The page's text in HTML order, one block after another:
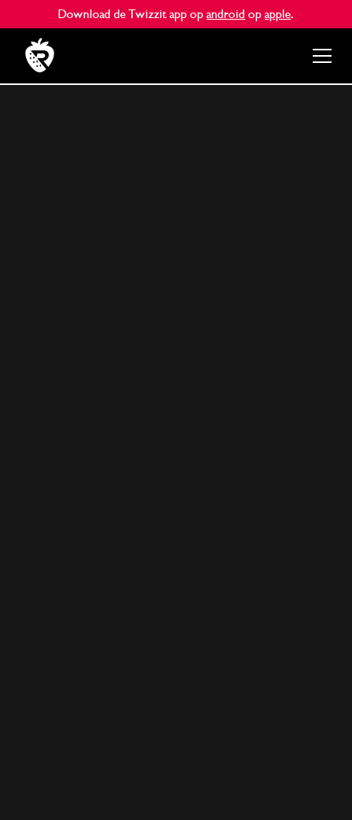
Download de Twizzit app op android op apple.